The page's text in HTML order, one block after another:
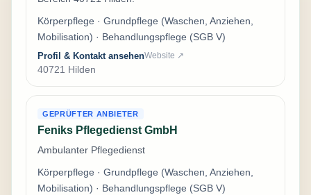
Körperpflege · Grundpflege (Waschen, Anziehen,
Mobilisation) · Behandlungspflege (SGB V)
Profil & Kontakt ansehenWebsite ↗
40721 Hilden
GEPRÜFTER ANBIETER
Feniks Pflegedienst GmbH
Ambulanter Pflegedienst
Körperpflege · Grundpflege (Waschen, Anziehen,
Mobilisation) · Behandlungspflege (SGB V)